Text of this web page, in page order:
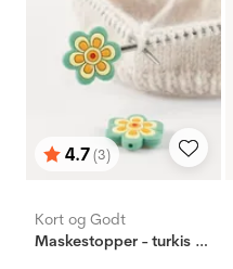
Karakter:
4.7(3)
av 5 mulige
Kort og Godt
Maskestopper - turkis blomst